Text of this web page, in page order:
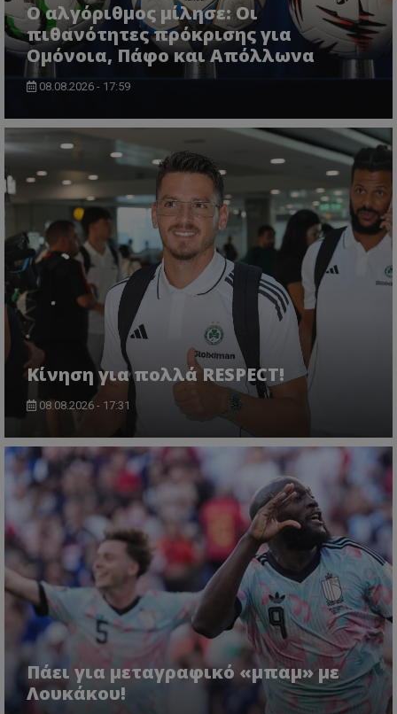
Ο αλγόριθμος μίλησε: Οι
πιθανότητες πρόκρισης για
Ομόνοια, Πάφο και Απόλλωνα
08.08.2026 - 17:59
Κίνηση για πολλά RESPECT!
08.08.2026 - 17:31
Πάει για μεταγραφικό «μπαμ» με
Λουκάκου!